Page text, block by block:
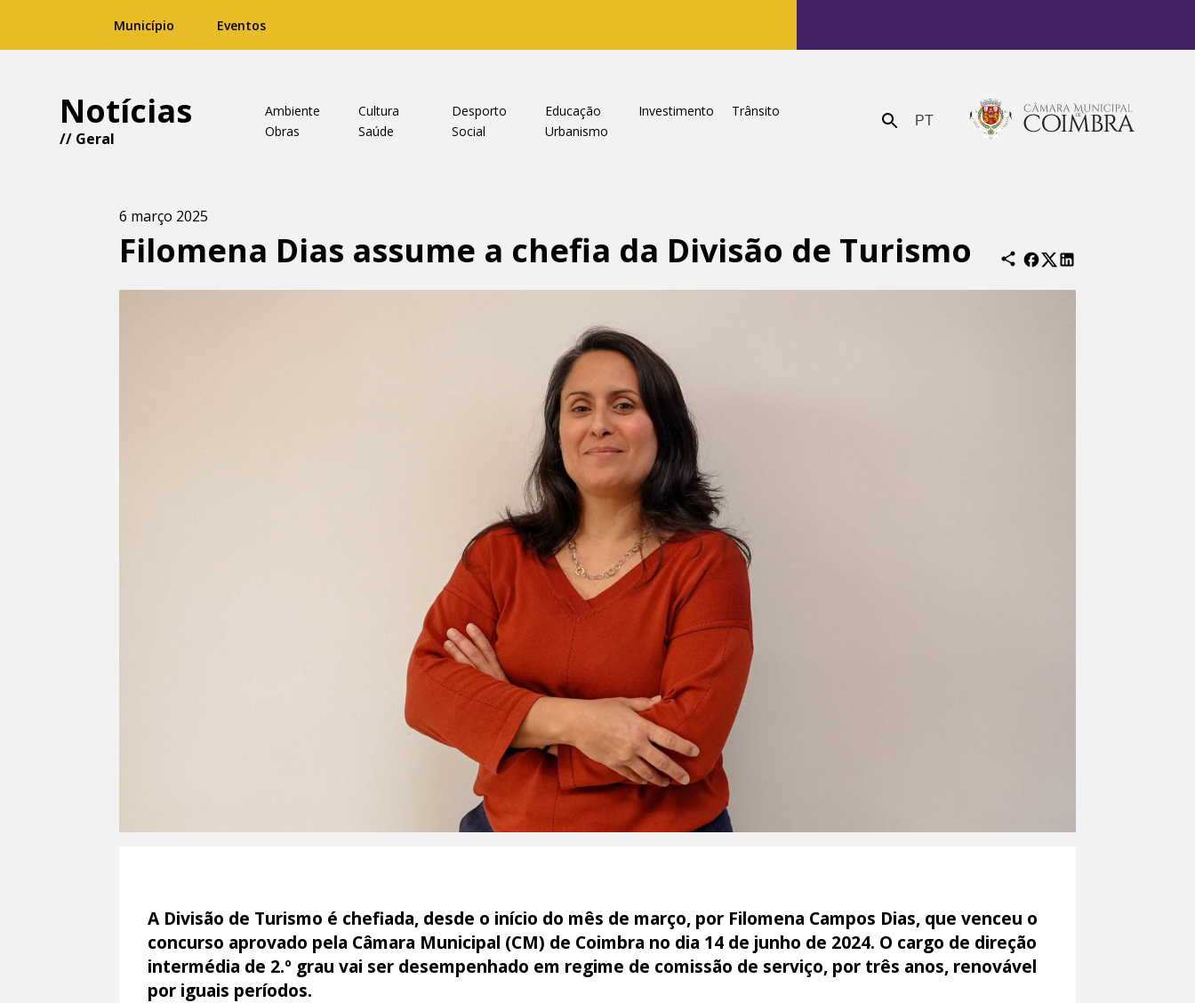
Município Eventos
Notícias
// Geral
Ambiente Cultura Desporto Educação Investimento
Trânsito
Obras
Saúde Social Urbanismo Enviar PT
6 março 2025
Filomena Dias assume a chefia da Divisão de Turismo
A Divisão de Turismo é chefiada, desde o início do mês de março, por Filomena Campos Dias, que venceu o
concurso aprovado pela Câmara Municipal (CM) de Coimbra no dia 14 de junho de 2024. O cargo de direção
intermédia de 2.º grau vai ser desempenhado em regime de comissão de serviço, por três anos, renovável
por iguais períodos.